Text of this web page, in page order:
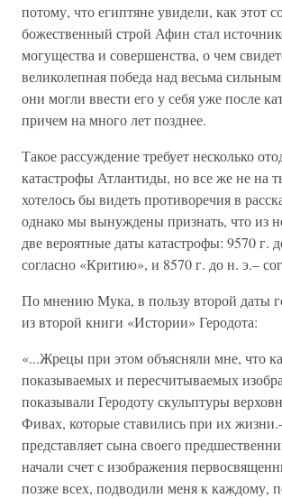
потому, что египтяне увидели, как этот
божественный строй Афин стал
могущества и совершенства, о чем
великолепная победа над весьма
они могли ввести его у себя уже после
причем на много лет позднее.
Такое рассуждение требует несколько
катастрофы Атлантиды, но все же не на
хотелось бы видеть противоречия в
однако мы вынуждены признать, что из
две вероятные даты катастрофы: 9570 г.
согласно «Критию», и 8570 г. до н. э.–
По мнению Мука, в пользу второй даты
из второй книги «Истории» Геродота:
«...Жрецы при этом объясняли мне, что
показываемых и пересчитываемых
показывали Геродоту скульптуры
Фивах, которые ставились при их
представляет сына своего
начали счет с изображения
позже всех, подводили меня к каждому,